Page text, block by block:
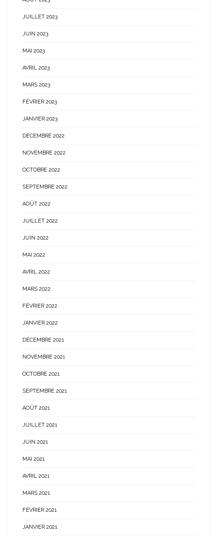
JUILLET 2023
JUIN 2023
MAI 2023
AVRIL 2023
MARS 2023
FÉVRIER 2023
JANVIER 2023
DÉCEMBRE 2022
NOVEMBRE 2022
OCTOBRE 2022
SEPTEMBRE 2022
AOÛT 2022
JUILLET 2022
JUIN 2022
MAI 2022
AVRIL 2022
MARS 2022
FÉVRIER 2022
JANVIER 2022
DÉCEMBRE 2021
NOVEMBRE 2021
OCTOBRE 2021
SEPTEMBRE 2021
AOÛT 2021
JUILLET 2021
JUIN 2021
MAI 2021
AVRIL 2021
MARS 2021
FÉVRIER 2021
JANVIER 2021